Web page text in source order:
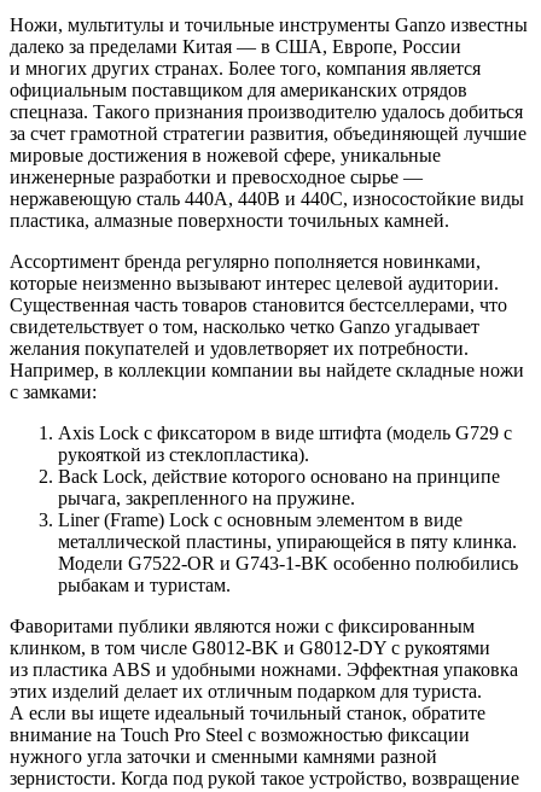
Ножи, мультитулы и точильные инструменты Ganzo известны
далеко за пределами Китая — в США, Европе, России
и многих других странах. Более того, компания является
официальным поставщиком для американских отрядов
спецназа. Такого признания производителю удалось добиться
за счет грамотной стратегии развития, объединяющей лучшие
мировые достижения в ножевой сфере, уникальные
инженерные разработки и превосходное сырье —
нержавеющую сталь 440A, 440B и 440С, износостойкие виды
пластика, алмазные поверхности точильных камней.
Ассортимент бренда регулярно пополняется новинками,
которые неизменно вызывают интерес целевой аудитории.
Существенная часть товаров становится бестселлерами, что
свидетельствует о том, насколько четко Ganzo угадывает
желания покупателей и удовлетворяет их потребности.
Например, в коллекции компании вы найдете складные ножи
с замками:
Axis Lock с фиксатором в виде штифта (модель G729 с
рукояткой из стеклопластика).
Back Lock, действие которого основано на принципе
рычага, закрепленного на пружине.
Liner (Frame) Lock с основным элементом в виде
металлической пластины, упирающейся в пяту клинка.
Модели G7522-OR и G743-1-BK особенно полюбились
рыбакам и туристам.
Фаворитами публики являются ножи с фиксированным
клинком, в том числе G8012-BK и G8012-DY с рукоятями
из пластика ABS и удобными ножнами. Эффектная упаковка
этих изделий делает их отличным подарком для туриста.
А если вы ищете идеальный точильный станок, обратите
внимание на Touch Pro Steel с возможностью фиксации
нужного угла заточки и сменными камнями разной
зернистости. Когда под рукой такое устройство, возвращение